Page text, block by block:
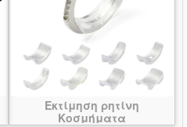
Εκτίμηση ρητίνη
Κοσμήματα